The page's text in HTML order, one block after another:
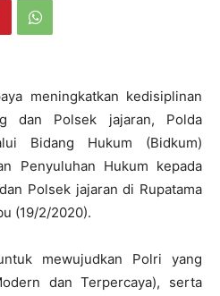
meningkatkan kedisiplinan
dan Polsek jajaran, Polda
Bidang Hukum (Bidkum)
Penyuluhan Hukum kepada
Polsek jajaran di Rupatama
(19/2/2020).
mewujudkan Polri yang
dan Terpercaya), serta